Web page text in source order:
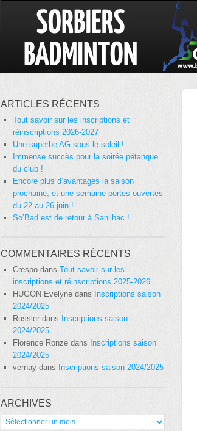
ARTICLES RÉCENTS
Tout savoir sur les inscriptions et
réinscriptions 2026-2027
Une superbe AG sous le soleil !
Immense succès pour la soirée pétanque
du club !
Encore plus d’avantages la saison
prochaine, et une semaine portes ouvertes
du 22 au 26 juin !
So’Bad est de retour à Sanilhac !
COMMENTAIRES RÉCENTS
Crespo dans Tout savoir sur les
inscriptions et réinscriptions 2025-2026
HUGON Evelyne dans
Inscriptions saison
2024/2025
Russier dans Inscriptions saison
2024/2025
Florence Ronze dans Inscriptions saison
2024/2025
vernay dans Inscriptions saison 2024/2025
ARCHIVES
Archives